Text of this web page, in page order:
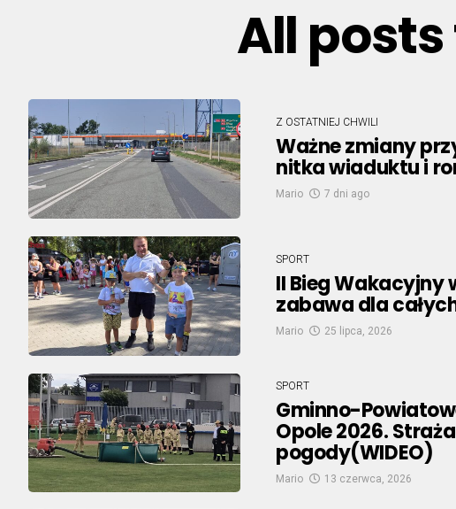
All
Z OSTATNIEJ CHWILI
Ważne zmiany
nitka wiaduktu i
Mario 7 dni ago
SPORT
II Bieg Wakacyjny
zabawa dla
Mario 25 lipca, 2026
SPORT
Gminno-
Opole 2026.
pogody(WIDEO)
Mario 13 czerwca, 2026